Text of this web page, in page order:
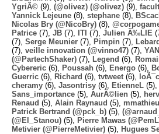
YgriÃ© (9), (@olivez) (@olivez) (9),
Yannick Lejeune (8), stephane (8),
Nicolas Bry (@NicoBry) (8),
Patrice (7), JB (7), ITI (7), Julien Ã‰LIE
(7), Serge Meunier (7), Pimpin (7),
(7), veille innovation (@vinno47) (7),
(@PartechShaker) (7), Legend (6),
Cybereric (6), Poussah (6), Energo (6),
Guerric (6), Richard (6), tvtweet (6), loÃ¯c
cheramy (6), Jasontrisy (6), EtienneL (5),
Sans_importance (5), AurÃ©lien (5),
Renaud (5), Alain Raynaud (5),
Patrick Bertrand (@pck_b) (5),
(@El_Stanou) (5), Pierre Mawas
Metivier (@PierreMetivier) (5), Hugues